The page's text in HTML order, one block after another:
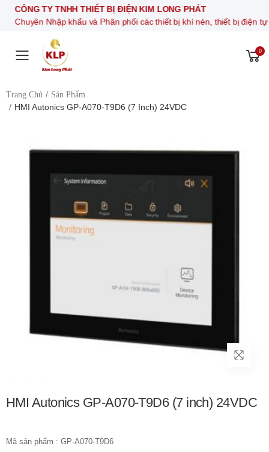
CÔNG TY TNHH THIẾT BỊ ĐIỆN KIM LONG PHÁT
Chuyên Nhập khẩu và Phân phối các thiết bị khí nén, thiết bị
Toggle mobile menu
0
Trang Chủ Sản Phẩm
HMI Autonics GP-A070-T9D6 (7 Inch) 24VDC
HMI Autonics GP-A070-T9D6 (7 inch) 24VDC
Mã sản phẩm : GP-A070-T9D6